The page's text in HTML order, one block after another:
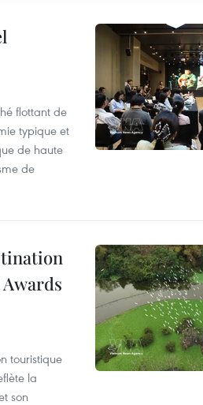
flottant de
typique et
de haute
de
touristique
la
son